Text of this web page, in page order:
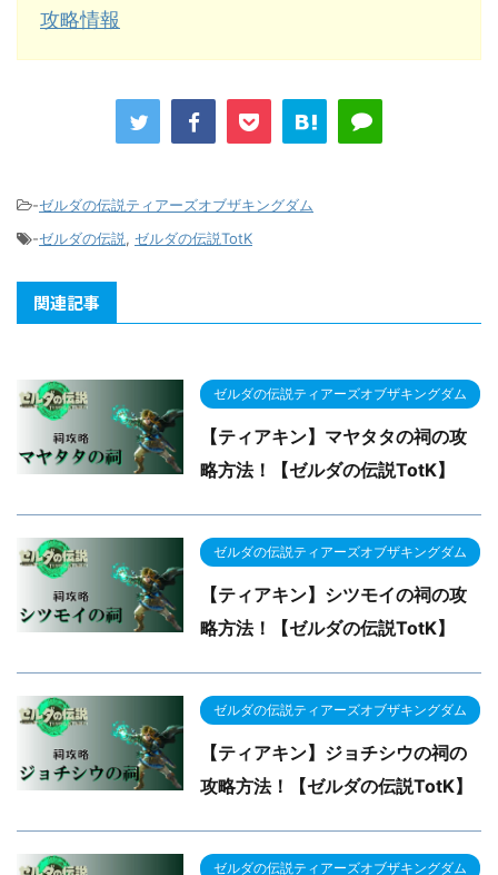
攻略情報
-ゼルダの伝説ティアーズオブザキングダム
-ゼルダの伝説, ゼルダの伝説TotK
関連記事
ゼルダの伝説ティアーズオブザキングダム
【ティアキン】マヤタタの祠の攻
略方法！【ゼルダの伝説TotK】
ゼルダの伝説ティアーズオブザキングダム
【ティアキン】シツモイの祠の攻
略方法！【ゼルダの伝説TotK】
ゼルダの伝説ティアーズオブザキングダム
【ティアキン】ジョチシウの祠の
攻略方法！【ゼルダの伝説TotK】
ゼルダの伝説ティアーズオブザキングダム